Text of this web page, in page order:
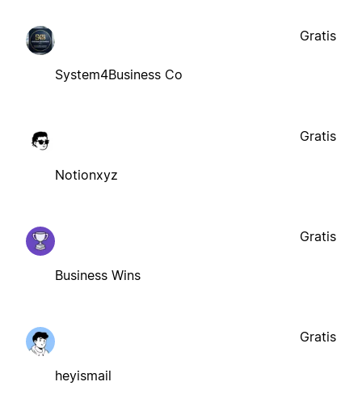
System4Business Co
Gratis
Notionxyz
Gratis
Business Wins
Gratis
heyismail
Gratis